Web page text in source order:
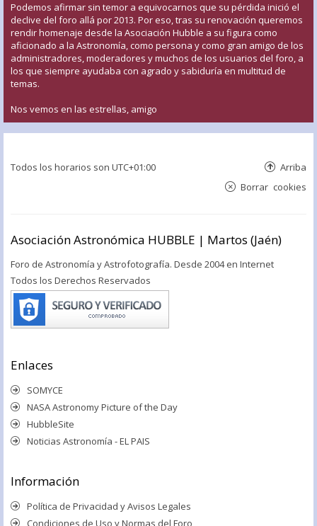
Podemos afirmar sin temor a equivocarnos que su pérdida inició el
declive del foro allá por 2013. Por eso, tras su renovación queremos
rendir homenaje desde la Asociación Hubble a su figura como
aficionado a la Astronomía, como persona y como gran amigo de los
administradores, moderadores y muchos de los usuarios del foro, a
los que siempre ayudaba con agrado y sabiduría en multitud de
temas.
Nos vemos en las estrellas, amigo
Todos los horarios son UTC+01:00 Arriba
Borrar cookies
Asociación Astronómica HUBBLE | Martos (Jaén)
Foro de Astronomía y Astrofotografía. Desde 2004 en Internet
Todos los Derechos Reservados
Enlaces
SOMYCE
NASA Astronomy Picture of the Day
HubbleSite
Noticias Astronomía - EL PAIS
Información
Política de Privacidad y Avisos Legales
Condiciones de Uso y Normas del Foro